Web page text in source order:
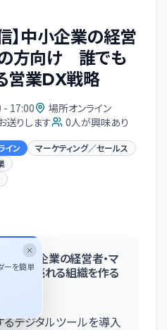
】中小企業の経営
の方向け 誰でも
営業DX戦略
- 17:00
場所オンライン
送りします
0人が興味あり
イン
マーケティング／セールス
料】中小企業の経営者・マ
でも売れる組織を作る
デジタルツールを導入
ーを簡単